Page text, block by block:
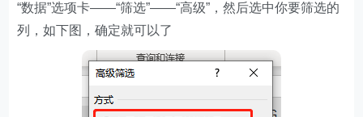
“数据”选项卡——“筛选”——“高级”，然后选中你要筛选的
列，如下图，确定就可以了